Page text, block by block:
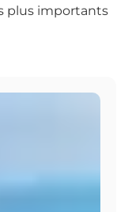
plus importants